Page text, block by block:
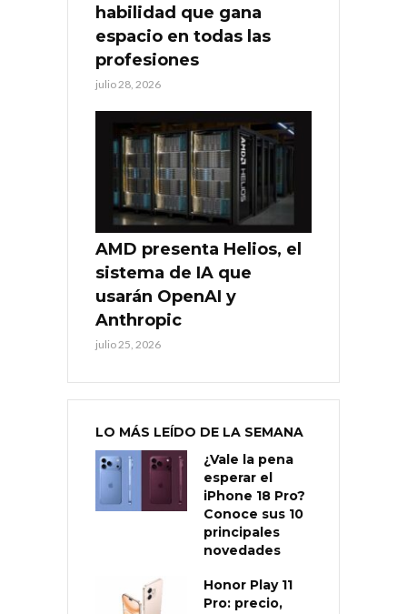
habilidad que gana
espacio en todas las
profesiones
julio 28, 2026
AMD presenta Helios, el
sistema de IA que
usarán OpenAI y
Anthropic
julio 25, 2026
LO MÁS LEÍDO DE LA SEMANA
¿Vale la pena
esperar el
iPhone 18 Pro?
Conoce sus 10
principales
novedades
Honor Play 11
Pro: precio,